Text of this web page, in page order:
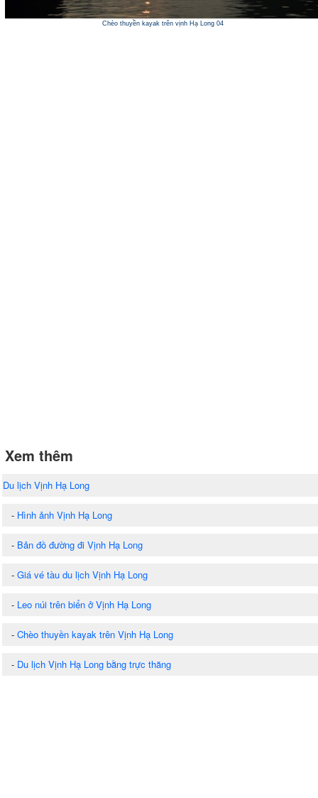
Chèo thuyền kayak trên vịnh Hạ Long 04
Xem thêm
Du lịch Vịnh Hạ Long
- Hình ảnh Vịnh Hạ Long
- Bản đồ đường đi Vịnh Hạ Long
- Giá vé tàu du lịch Vịnh Hạ Long
- Leo núi trên biển ở Vịnh Hạ Long
- Chèo thuyền kayak trên Vịnh Hạ Long
- Du lịch Vịnh Hạ Long bằng trực thăng